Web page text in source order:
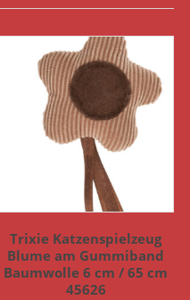
Trixie Katzenspielzeug
Blume am Gummiband
Baumwolle 6 cm / 65 cm
45626